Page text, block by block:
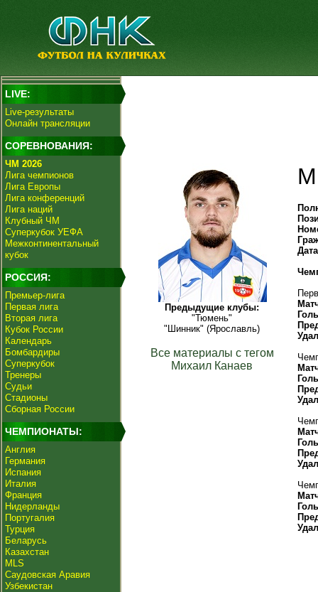
LIVE:
Live-результаты
Онлайн трансляции
СОРЕВНОВАНИЯ:
ЧМ 2026
Лига чемпионов
Лига Европы
Лига конференций
Лига наций
Клубный ЧМ
Суперкубок УЕФА
Межконтинентальный
кубок
РОССИЯ:
Премьер-лига
Первая лига
Вторая лига
Кубок России
Календарь
Бомбардиры
Суперкубок
Тренеры
Судьи
Стадионы
Сборная России
ЧЕМПИОНАТЫ:
Англия
Германия
Испания
Италия
Франция
Нидерланды
Португалия
Турция
Беларусь
Казахстан
MLS
Саудовская Аравия
Узбекистан
Предыдущие клубы:
"Тюмень"
"Шинник" (Ярославль)
Все материалы с тегом
Михаил Канаев